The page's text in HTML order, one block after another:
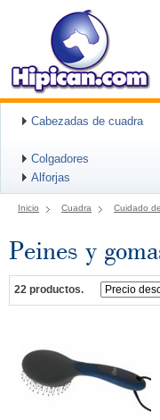
Cabezadas de cuadra
Colgadores
Alforjas
Inicio Cuadra Cuidado
Peines y
22 productos.